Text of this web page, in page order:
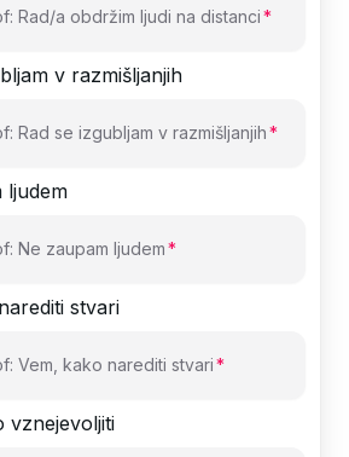
Rad/a obdržim ljudi na distanci
v razmišljanjih
Rad se izgubljam v razmišljanjih
ljudem
Ne zaupam ljudem
stvari
Vem, kako narediti stvari
vznejevoljiti